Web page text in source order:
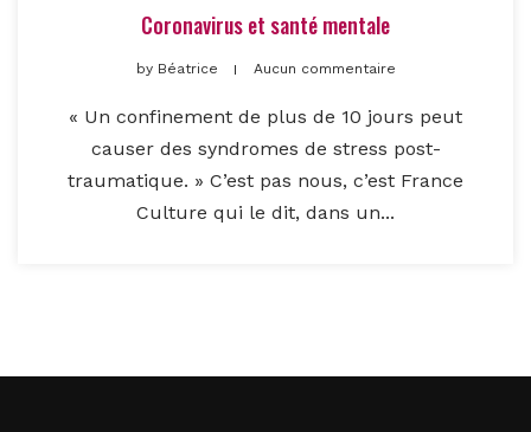
Coronavirus et santé mentale
byBéatrice Aucun commentaire
« Un confinement de plus de 10 jours peut
causer des syndromes de stress post-
traumatique. » C’est pas nous, c’est France
Culture qui le dit, dans un...